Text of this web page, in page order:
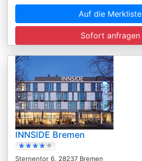
Auf die Merkliste
Sofort anfragen
INNSIDE Bremen
Sternentor 6, 28237 Bremen